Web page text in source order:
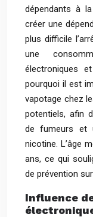
dépendants à
créer une
plus difficile
une
électroniques
pourquoi il est
vapotage chez
potentiels, afin
de fumeurs et
nicotine. L’âge
ans, ce qui
de prévention
Influence